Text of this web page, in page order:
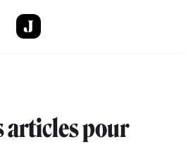
articles pour